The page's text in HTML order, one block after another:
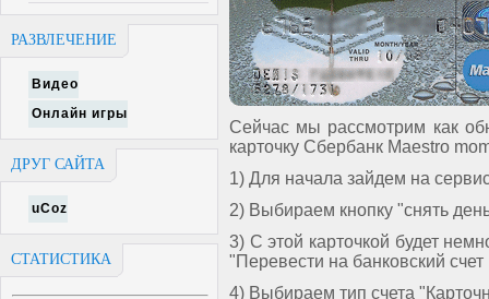
РАЗВЛЕЧЕНИЕ
Видео
Онлайн игры
ДРУГ САЙТА
uCoz
СТАТИСТИКА
Сейчас мы рассмотрим как
карточку Сбербанк Maestro
1) Для начала зайдем на
2) Выбираем кнопку "снять
3) С этой карточкой будет
"Перевести на банковский
4) Выбираем тип счета